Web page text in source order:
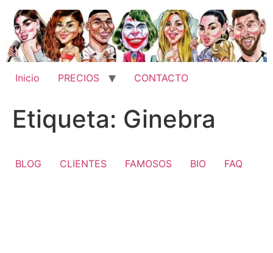
contenido
Inicio PRECIOS CONTACTO
Etiqueta: Ginebra
BLOG CLIENTES FAMOSOS BIO FAQ